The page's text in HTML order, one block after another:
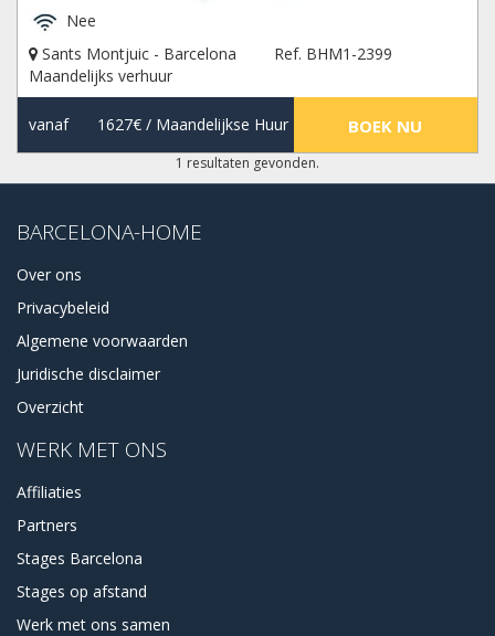
Nee
Sants Montjuic - Barcelona
Ref. BHM1-2399
Maandelijks verhuur
vanaf 1627€/ Maandelijkse Huur BOEK NU
1 resultaten gevonden.
BARCELONA-HOME
Over ons
Privacybeleid
Algemene voorwaarden
Juridische disclaimer
Overzicht
WERK MET ONS
Affiliaties
Partners
Stages Barcelona
Stages op afstand
Werk met ons samen